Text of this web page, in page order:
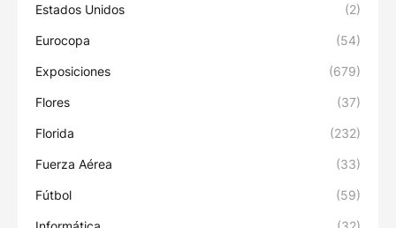
Estados Unidos (2)
Eurocopa (54)
Exposiciones (679)
Flores (37)
Florida (232)
Fuerza Aérea (33)
Fútbol (59)